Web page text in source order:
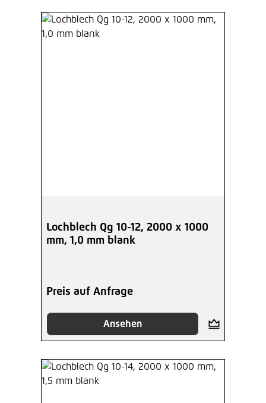
Lochblech Qg 10-12, 2000 x 1000
mm, 1,0 mm blank
Preis auf Anfrage
Ansehen